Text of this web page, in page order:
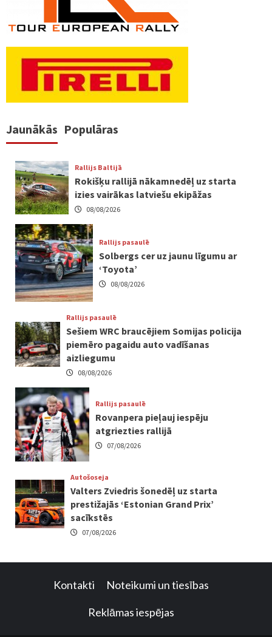
Jaunākās Populāras
Rallijs Baltijā
Rokišķu rallijā nākamnedēļ uz starta
izies vairākas latviešu ekipāžas
08/08/2026
Rallijs pasaulē
Solbergs cer uz jaunu līgumu ar
‘Toyota’
08/08/2026
Rallijs pasaulē
Sešiem WRC braucējiem Somijas policija
piemēro pagaidu auto vadīšanas
aizliegumu
08/08/2026
Rallijs pasaulē
Rovanpera pieļauj iespēju
atgriezties rallijā
07/08/2026
Autošoseja
Valters Zviedris šonedēļ uz starta
prestižajās ‘Estonian Grand Prix’
sacīkstēs
07/08/2026
Kontakti Noteikumi un tiesības
Reklāmas iespējas